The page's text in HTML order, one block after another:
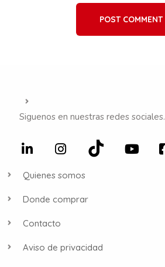
POST COMMENT
Siguenos en nuestras redes sociales.
Quienes somos
Donde comprar
Contacto
Aviso de privacidad